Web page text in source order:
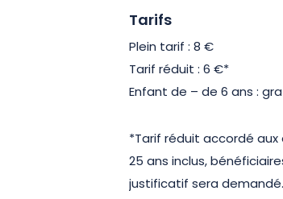
Tarifs
Plein tarif : 8 €
Tarif réduit : 6 €*
Enfant de – de 6 ans :
*Tarif réduit accordé aux
25 ans inclus,
justificatif sera demandé.